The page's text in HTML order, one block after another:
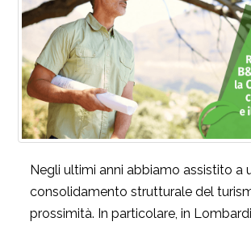
Negli ultimi anni abbiamo assistito a
consolidamento strutturale del
prossimità. In particolare, in